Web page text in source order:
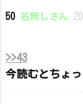
50 名無しさん
>>43
今読むとちょ